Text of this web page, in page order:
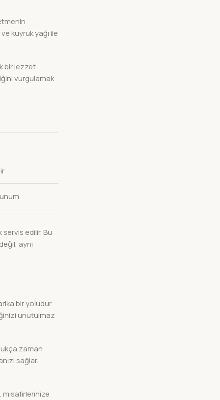
kuyruk yağı ile
bir lezzet
vurgulamak
edilir. Bu
aynı
bir yoludur.
unutulmaz
zaman
sağlar.
misafirlerinize